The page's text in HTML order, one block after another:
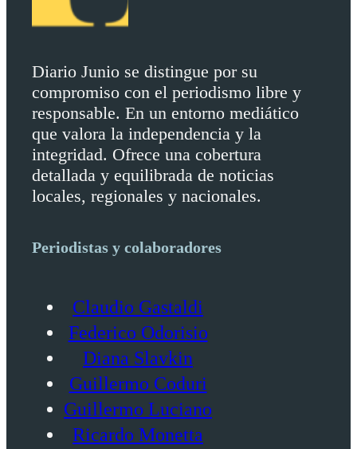
Diario Junio se distingue por su
compromiso con el periodismo libre y
responsable. En un entorno mediático
que valora la independencia y la
integridad. Ofrece una cobertura
detallada y equilibrada de noticias
locales, regionales y nacionales.
Periodistas y colaboradores
Claudio Gastaldi
Federico Odorisio
Diana Slavkin
Guillermo Coduri
Guillermo Luciano
Ricardo Monetta